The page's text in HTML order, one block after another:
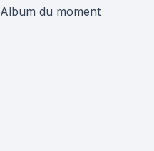
Album du moment